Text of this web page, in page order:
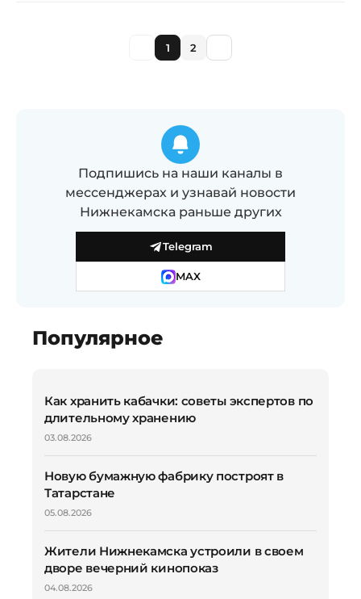
1 2
Подпишись на наши каналы в
мессенджерах и узнавай новости
Нижнекамска раньше других
Telegram
MAX
Популярное
Как хранить кабачки: советы экспертов по
длительному хранению
03.08.2026
Новую бумажную фабрику построят в
Татарстане
05.08.2026
Жители Нижнекамска устроили в своем
дворе вечерний кинопоказ
04.08.2026